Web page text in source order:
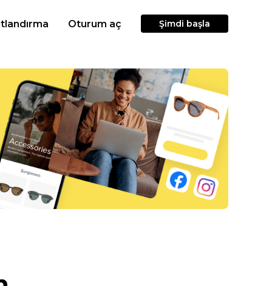
Oturum aç Şimdi başla